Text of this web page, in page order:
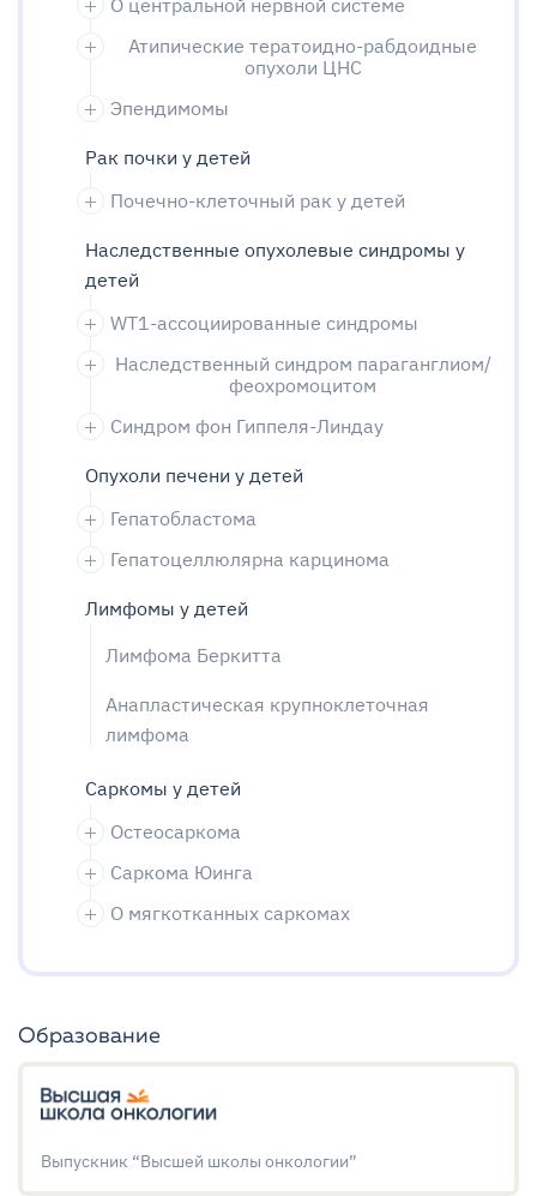
О центральной нервной системе
Атипические тератоидно-рабдоидные
опухоли ЦНС
Эпендимомы
Рак почки у детей
Почечно-клеточный рак у детей
Наследственные опухолевые синдромы у
детей
WT1-ассоциированные синдромы
Наследственный синдром параганглиом/
феохромоцитом
Синдром фон Гиппеля-Линдау
Опухоли печени у детей
Гепатобластома
Гепатоцеллюлярна карцинома
Лимфомы у детей
Лимфома Беркитта
Анапластическая крупноклеточная
лимфома
Саркомы у детей
Остеосаркома
Саркома Юинга
О мягкотканных саркомах
Образование
Выпускник “Высшей школы онкологии”